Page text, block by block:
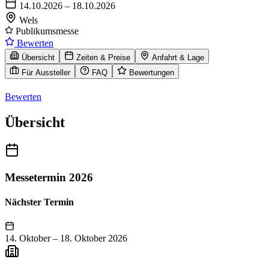
14.10.2026 – 18.10.2026
Wels
Publikumsmesse
Bewerten
Übersicht Zeiten & Preise
Anfahrt & Lage
Für Aussteller
FAQ Bewertungen
Bewerten
Übersicht
Messetermin 2026
Nächster Termin
14. Oktober – 18. Oktober 2026